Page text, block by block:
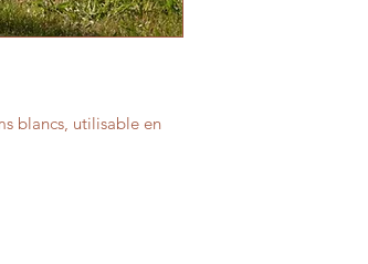
blancs, utilisable en